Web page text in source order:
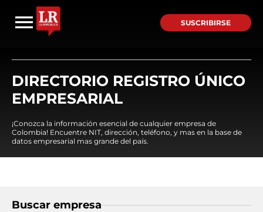
SUSCRIBIRSE
DIRECTORIO REGISTRO ÚNICO
EMPRESARIAL
¡Conozca la información esencial de cualquier empresa de
Colombia! Encuentre NIT, dirección, teléfono, y mas en la base de
datos empresarial mas grande del país.
Buscar empresa